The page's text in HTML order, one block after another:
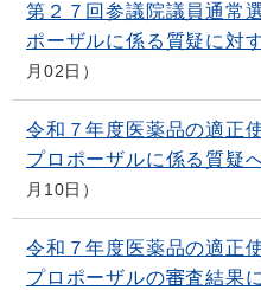
第２７回参議院議員通常
ポーザルに係る質疑に対
月02日
令和７年度医薬品の適正
プロポーザルに係る質疑
月10日
令和７年度医薬品の適正
プロポーザルの審査結果